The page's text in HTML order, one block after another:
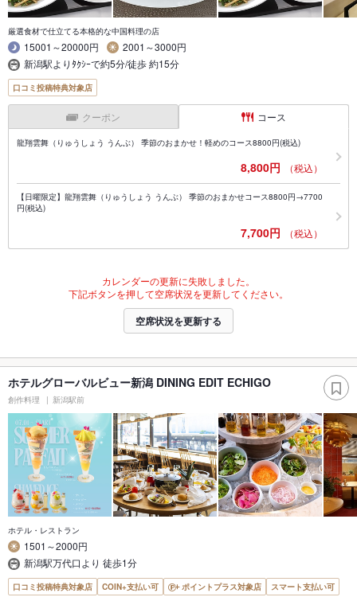
厳選食材で仕立てる本格的な中国料理の店
15001～20000円
2001～3000円
新潟駅よりﾀｸｼｰで約5分/徒歩 約15分
口コミ投稿特典対象店
クーポン コース
龍翔雲舞（りゅうしょう うんぶ） 季節のおまかせ！軽めのコース8800円(税込)
8,800円 （税込）
【日曜限定】龍翔雲舞（りゅうしょう うんぶ） 季節のおまかせコース8800円→7700
円(税込)
7,700円 （税込）
カレンダーの更新に失敗しました。
下記ボタンを押して空席状況を更新してください。
空席状況を更新する
ホテルグローバルビュー新潟 DINING EDIT ECHIGO
創作料理 新潟駅前
ホテル・レストラン
1501～2000円
新潟駅万代口より 徒歩1分
口コミ投稿特典対象店 COIN+支払い可 ポイントプラス対象店 スマート支払い可